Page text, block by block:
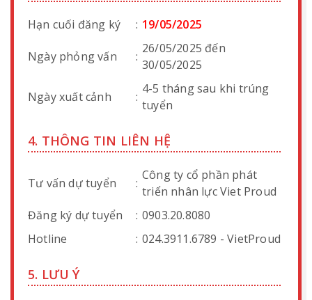
Hạn cuối đăng ký : 19/05/2025
Ngày phỏng vấn :
26/05/2025 đến
30/05/2025
Ngày xuất cảnh :
4-5 tháng sau khi trúng
tuyển
4. THÔNG TIN LIÊN HỆ
Tư vấn dự tuyển :
Công ty cổ phần phát
triển nhân lực Viet Proud
Đăng ký dự tuyển
: 0903.20.8080
Hotline
: 024.3911.6789 - VietProud
5. LƯU Ý